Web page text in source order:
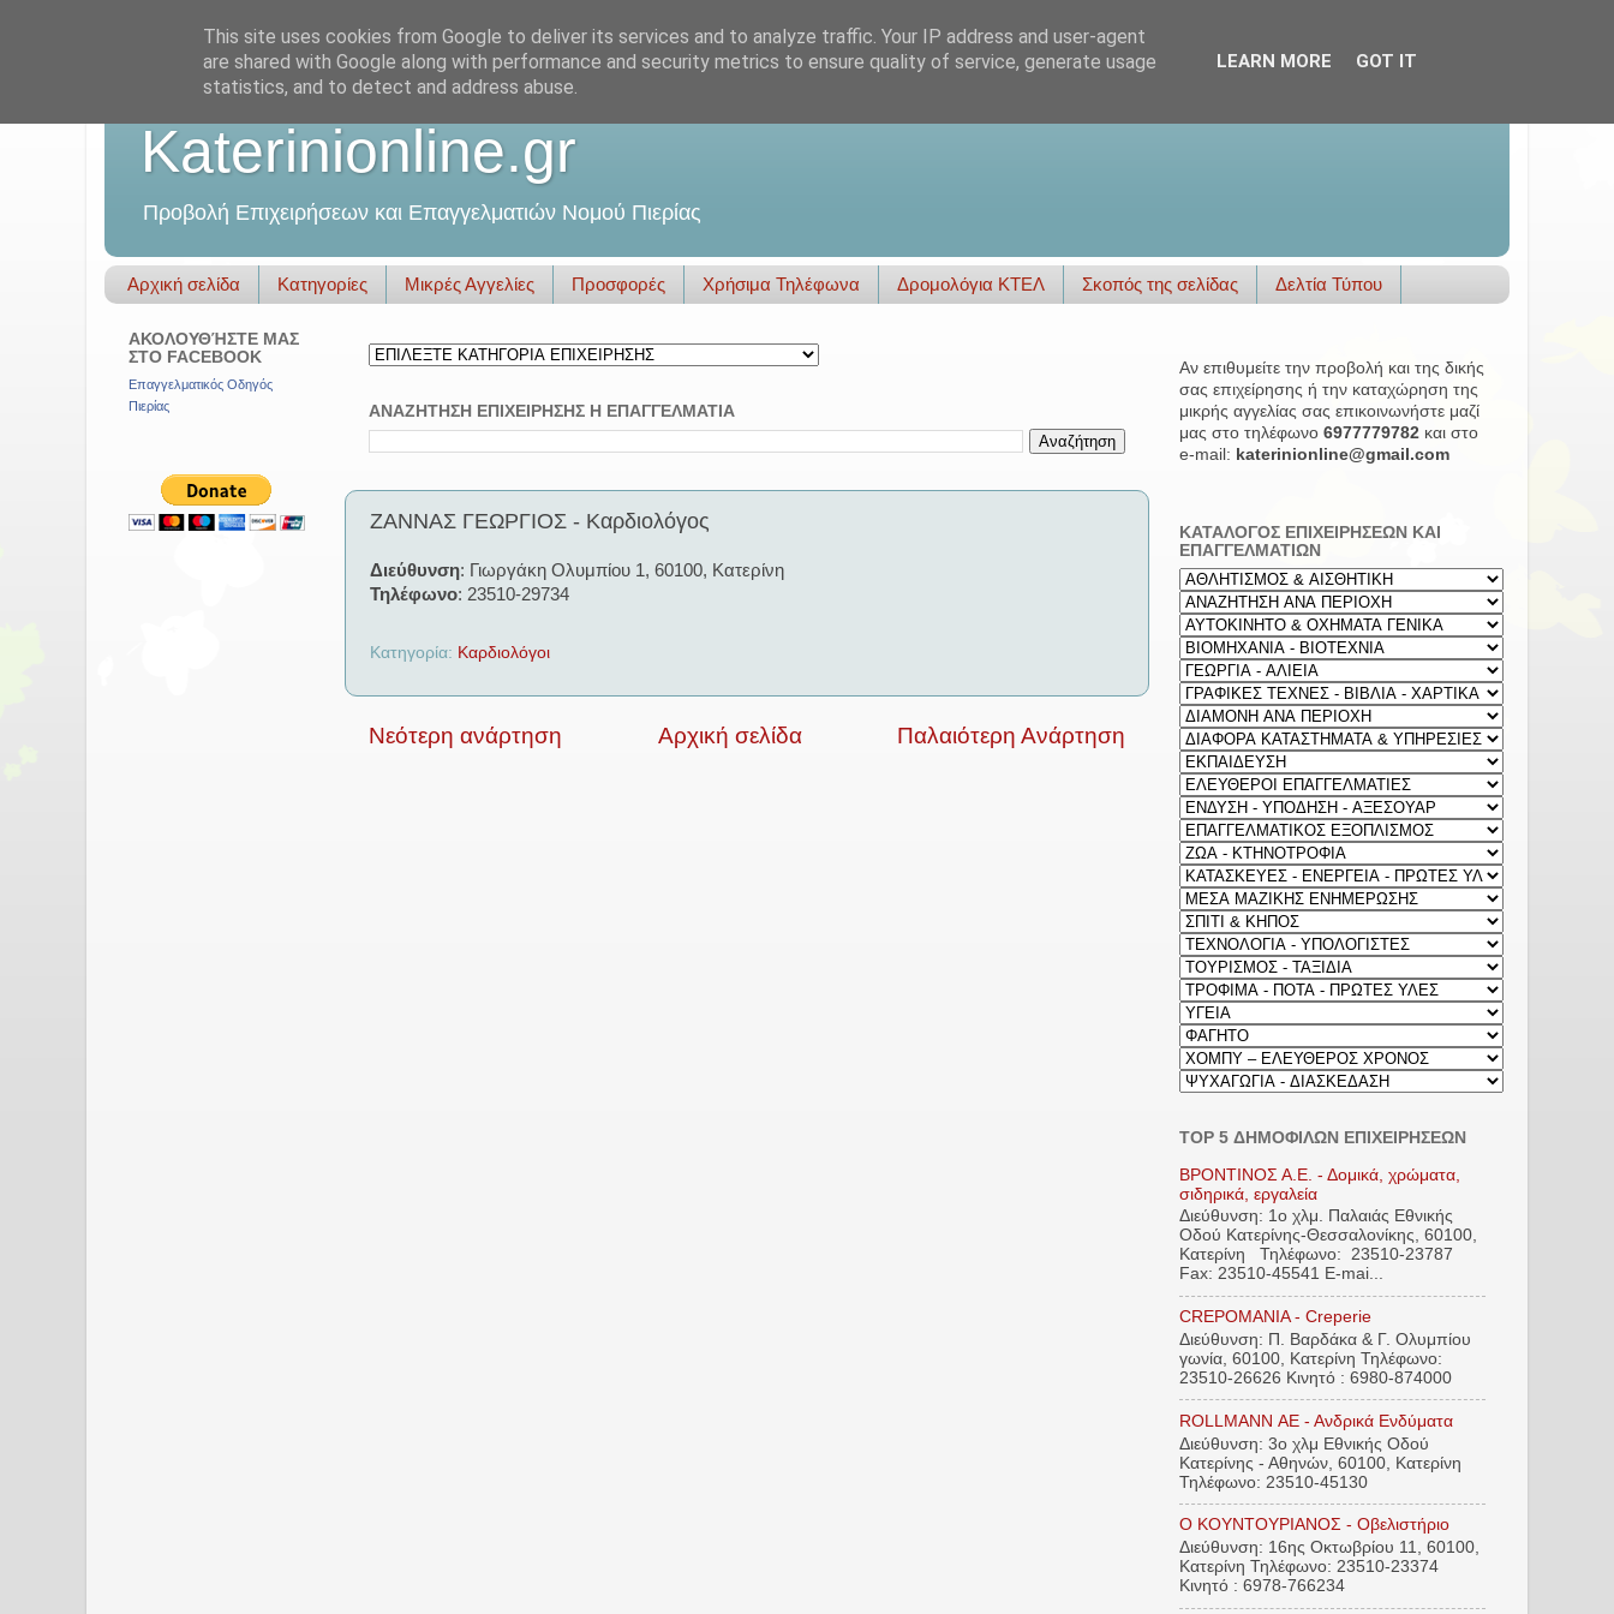
Katerinionline.gr
Προβολή Επιχειρήσεων και Επαγγελματιών Νομού Πιερίας
Αρχική σελίδα Κατηγορίες Μικρές Αγγελίες Προσφορές Χρήσιμα Τηλέφωνα Δρομολόγια ΚΤΕΛ Σκοπός της σελίδας Δελτία Τύπου
ΑΝΑΖΗΤΗΣΗ ΕΠΙΧΕΙΡΗΣΗΣ Η ΕΠΑΓΓΕΛΜΑΤΙΑ
ΖΑΝΝΑΣ ΓΕΩΡΓΙΟΣ - Καρδιολόγος
Διεύθυνση: Γιωργάκη Ολυμπίου 1, 60100, Κατερίνη
Τηλέφωνο: 23510-29734
Κατηγορία: Καρδιολόγοι
Νεότερη ανάρτηση Παλαιότερη Ανάρτηση
Αρχική σελίδα
ΑΚΟΛΟΥΘΉΣΤΕ ΜΑΣ
ΣΤΟ FACEBOOK
Επαγγελματικός Οδηγός
Πιερίας
Αν επιθυμείτε την προβολή και της δικής
σας επιχείρησης ή την καταχώρηση της
μικρής αγγελίας σας επικοινωνήστε μαζί
μας στο τηλέφωνο 6977779782 και στο
e-mail: katerinionline@gmail.com
ΚΑΤΑΛΟΓΟΣ ΕΠΙΧΕΙΡΗΣΕΩΝ ΚΑΙ
ΕΠΑΓΓΕΛΜΑΤΙΩΝ
TOP 5 ΔΗΜΟΦΙΛΩΝ ΕΠΙΧΕΙΡΗΣΕΩΝ
ΒΡΟΝΤΙΝΟΣ Α.Ε. - Δομικά, χρώματα,
σιδηρικά, εργαλεία
Διεύθυνση: 1ο χλμ. Παλαιάς Εθνικής
Οδού Κατερίνης-Θεσσαλονίκης, 60100,
Κατερίνη Τηλέφωνο: 23510-23787
Fax: 23510-45541 E-mai...
CREPOMANIA - Creperie
Διεύθυνση: Π. Βαρδάκα & Γ. Ολυμπίου
γωνία, 60100, Κατερίνη Τηλέφωνο:
23510-26626 Κινητό : 6980-874000
ROLLMANN ΑΕ - Ανδρικά Ενδύματα
Διεύθυνση: 3ο χλμ Εθνικής Οδού
Κατερίνης - Αθηνών, 60100, Κατερίνη
Τηλέφωνο: 23510-45130
Ο ΚΟΥΝΤΟΥΡΙΑΝΟΣ - Οβελιστήριο
Διεύθυνση: 16ης Οκτωβρίου 11, 60100,
Κατερίνη Τηλέφωνο: 23510-23374
Κινητό : 6978-766234
This site uses cookies from Google to deliver its services and to analyze traffic. Your IP address and user-agent
are shared with Google along with performance and security metrics to ensure quality of service, generate usage
statistics, and to detect and address abuse.
LEARN MORE GOT IT